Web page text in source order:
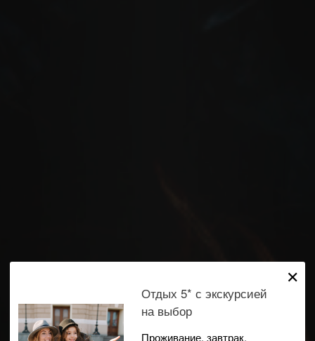
✕
Отдых 5* с экскурсией
на выбор
Проживание, завтрак,